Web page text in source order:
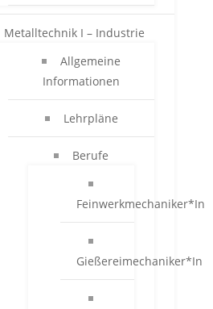
Metalltechnik I – Industrie
Allgemeine
Informationen
Lehrpläne
Berufe
Feinwerkmechaniker*In
Gießereimechaniker*In